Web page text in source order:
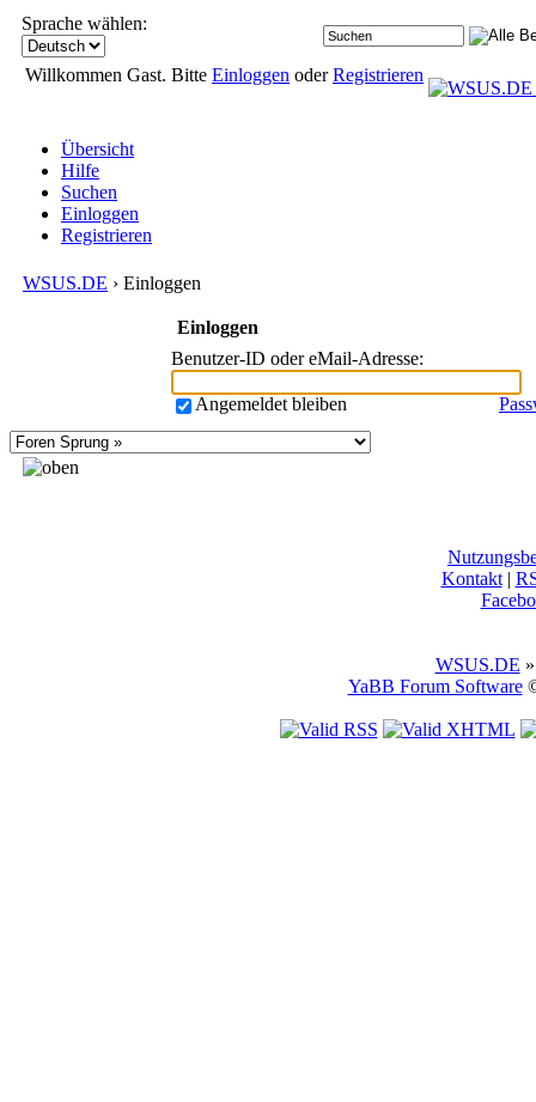
Sprache wählen:
Willkommen Gast. Bitte Einloggen oderRegistrieren
Übersicht
Hilfe
Suchen
Einloggen
Registrieren
WSUS.DE › Einloggen
Einloggen
Benutzer-ID oder eMail-Adresse:
Angemeldet bleiben
Kontakt|
WSUS.DE
YaBB Forum Software©